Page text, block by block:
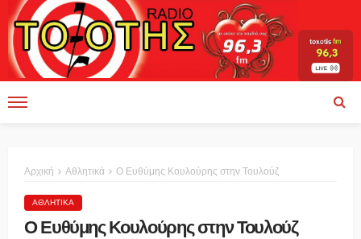
Αρχική Αθλητικά Ο Ευθύμης Κουλούρης στην Τουλούζ
ΑΘΛΗΤΙΚΆ
Ο Ευθύμης Κουλούρης στην Τουλούζ